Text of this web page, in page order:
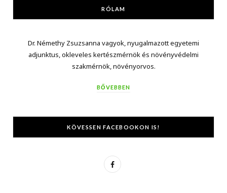
RÓLAM
Dr. Némethy Zsuzsanna vagyok, nyugalmazott egyetemi
adjunktus, okleveles kertészmérnök és növényvédelmi
szakmérnök, növényorvos.
BŐVEBBEN
KÖVESSEN FACEBOOKON IS!
F